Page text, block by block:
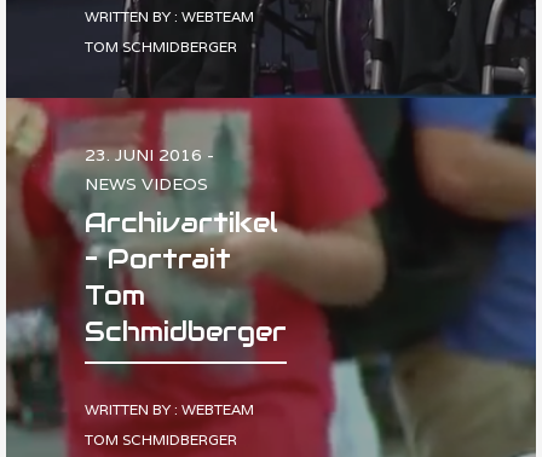
WRITTEN BY : WEBTEAM
TOM SCHMIDBERGER
23. JUNI 2016 -
NEWS VIDEOS
Archivartikel
– Portrait
Tom
Schmidberger
WRITTEN BY : WEBTEAM
TOM SCHMIDBERGER